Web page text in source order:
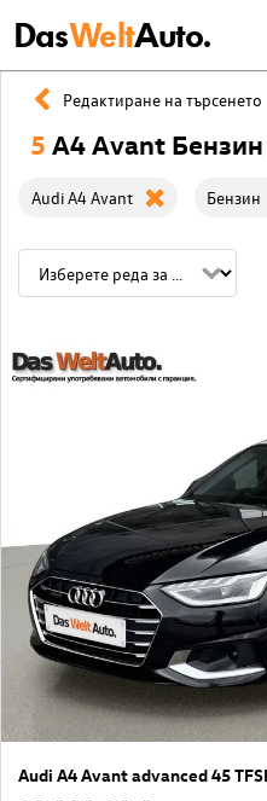
DasWeltAuto.
Редактиране на търсенето
5 A4 Avant
Audi A4 Avant Бензин
Audi A4 Avant advanced 45